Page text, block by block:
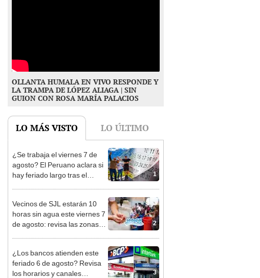
OLLANTA HUMALA EN VIVO RESPONDE Y
LA TRAMPA DE LÓPEZ ALIAGA | SIN
GUION CON ROSA MARÍA PALACIOS
LO MÁS VISTO LO ÚLTIMO
1
¿Se trabaja el viernes 7 de
agosto? El Peruano aclara si
hay feriado largo tras el
2
Vecinos de SJL estarán 10
horas sin agua este viernes 7
de agosto: revisa las zonas
3
¿Los bancos atienden este
feriado 6 de agosto? Revisa
los horarios y canales